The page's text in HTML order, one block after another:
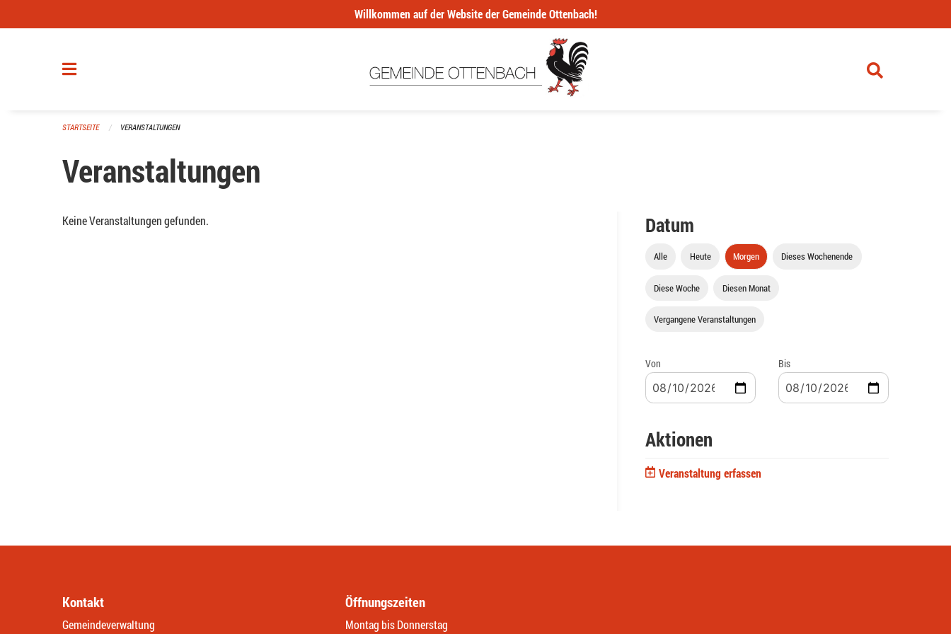
Willkommen auf der Website der Gemeinde Ottenbach!
STARTSEITE VERANSTALTUNGEN
Veranstaltungen
Keine Veranstaltungen gefunden. Datum
Alle Heute Morgen Dieses Wochenende
Diese Woche Diesen Monat
Vergangene Veranstaltungen
Von Bis
Aktionen
Veranstaltung erfassen
Kontakt
Gemeindeverwaltung
Öffnungszeiten
Montag bis Donnerstag